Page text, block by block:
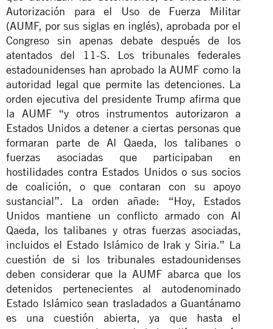
Autorización para el Uso de Fuerza Militar
(AUMF, por sus siglas en inglés), aprobada por el
Congreso sin apenas debate después de los
atentados del 11-S. Los tribunales federales
estadounidenses han aprobado la AUMF como la
autoridad legal que permite las detenciones. La
orden ejecutiva del presidente Trump afirma que
la AUMF “y otros instrumentos autorizaron a
Estados Unidos a detener a ciertas personas que
formaran parte de Al Qaeda, los talibanes o
fuerzas asociadas que participaban en
hostilidades contra Estados Unidos o sus socios
de coalición, o que contaran con su apoyo
sustancial”. La orden añade: “Hoy, Estados
Unidos mantiene un conflicto armado con Al
Qaeda, los talibanes y otras fuerzas asociadas,
incluidos el Estado Islámico de Irak y Siria.” La
cuestión de si los tribunales estadounidenses
deben considerar que la AUMF abarca que los
detenidos pertenecientes al autodenominado
Estado Islámico sean trasladados a Guantánamo
es una cuestión abierta, ya que hasta el